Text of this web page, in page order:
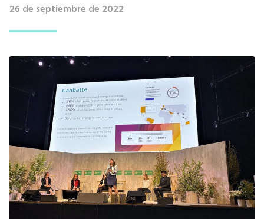
26 de septiembre de 2022